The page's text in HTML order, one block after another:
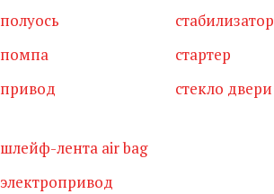
полуось
помпа
привод
стабилизатор
стартер
стекло двери
шлейф-лента air bag
электропривод